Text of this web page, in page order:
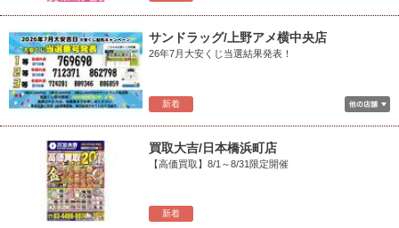
新着
サンドラッグ/上野アメ横中央店
26年7月大安くじ当選結果発表！
新着
買取大吉/日本橋浜町店
【高価買取】8/1～8/31限定開催